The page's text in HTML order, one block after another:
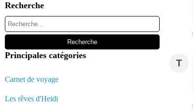
Recherche
Principales catégories
Carnet de voyage
Les rêves d'Heidi
T